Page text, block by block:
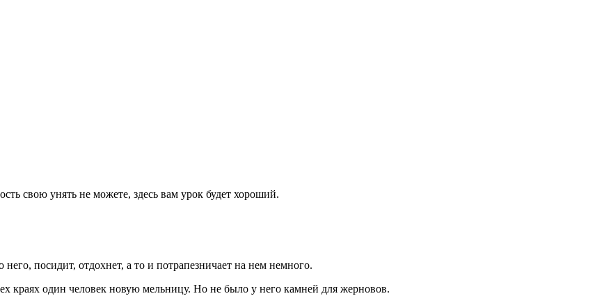
свою унять не можете, здесь вам урок будет хороший.
посидит, отдохнет, а то и потрапезничает на нем немного.
краях один человек новую мельницу. Но не было у него камней для жерновов.